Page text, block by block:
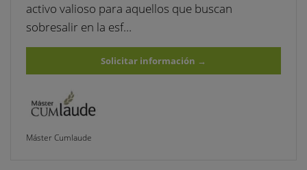
activo valioso para aquellos que buscan
sobresalir en la esf…
Solicitar información →
Máster Cumlaude